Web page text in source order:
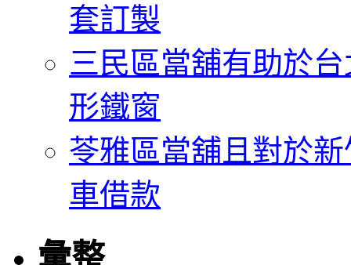
套訂製
三民區當舖有助於
形鐵窗
苓雅區當舖且對於
車借款